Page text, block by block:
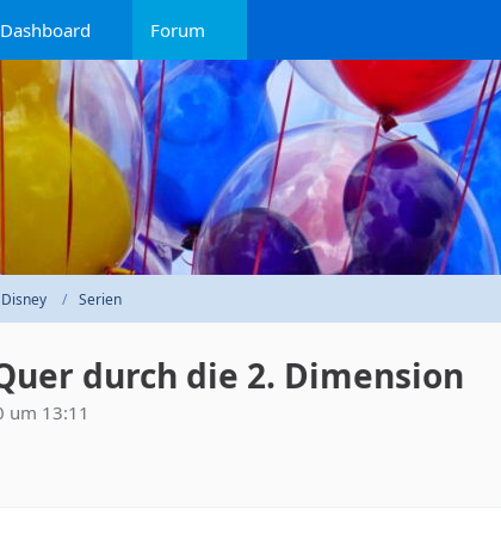
Dashboard Forum
Disney Serien
durch die 2. Dimension
um 13:11